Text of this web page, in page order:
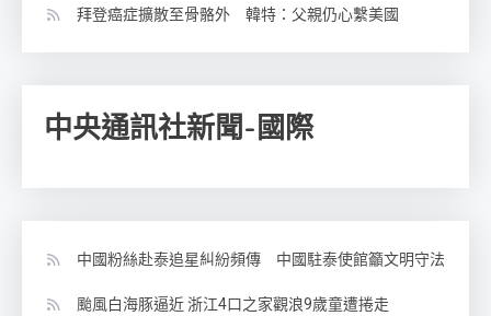
拜登癌症擴散至骨骼外 韓特：父親仍心繫美國
中央通訊社新聞-國際
中國粉絲赴泰追星糾紛頻傳 中國駐泰使館籲文明守法
颱風白海豚逼近 浙江4口之家觀浪9歲童遭捲走